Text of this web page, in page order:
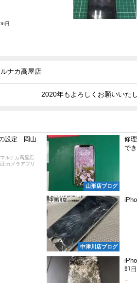
日
ナカ高屋店
2020年もよろしくお願いい
の設定 岡山
ルナカ高屋店
カメラアプリ
山形店ブログ
修
で
中津川店ブログ
即